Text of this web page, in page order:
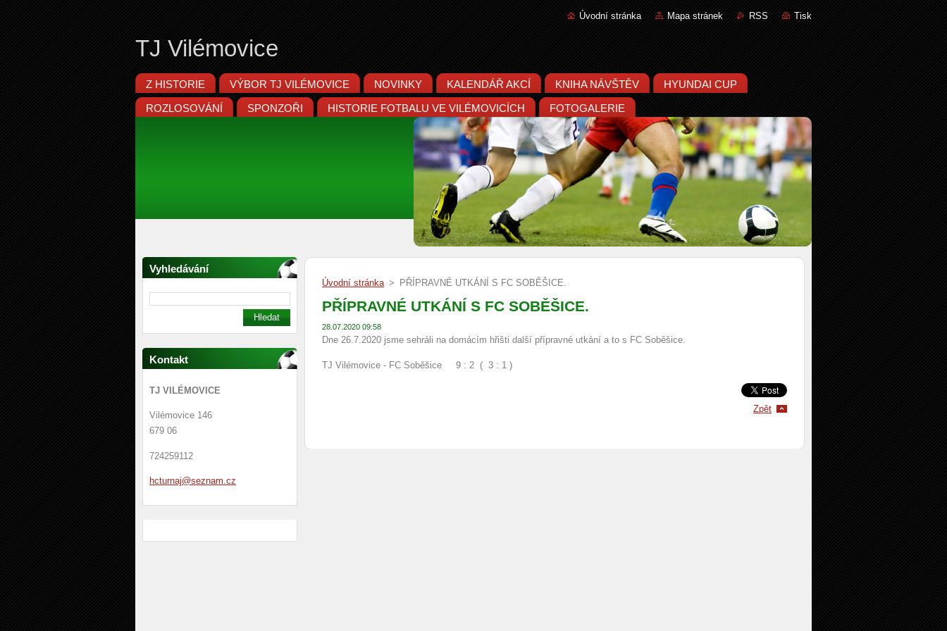
Úvodní stránka Mapa stránek RSS Tisk
TJ Vilémovice
Z HISTORIE VÝBOR TJ VILÉMOVICE NOVINKY KALENDÁŘ AKCÍ KNIHA NÁVŠTĚV HYUNDAI CUP
ROZLOSOVÁNÍ SPONZOŘI HISTORIE FOTBALU VE VILÉMOVICÍCH FOTOGALERIE
Vyhledávání
Kontakt
TJ VILÉMOVICE
Vilémovice 146
679 06
724259112
hcturnaj@seznam. cz
Úvodní stránka > PŘÍPRAVNÉ UTKÁNÍ S FC SOBĚŠICE.
PŘÍPRAVNÉ UTKÁNÍ S FC SOBĚŠICE.
28.07.2020 09:58
Dne 26.7.2020 jsme sehráli na domácím hřišti další přípravné utkání a to s FC Soběšice.
TJ Vilémovice - FC Soběšice 9 : 2 ( 3 : 1 )
Zpět